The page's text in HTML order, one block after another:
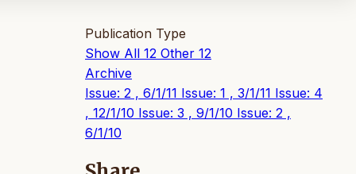
Publication Type
Show All 12 Other 12
Archive
Issue: 2 , 6/1/11 Issue: 1 , 3/1/11 Issue: 4
, 12/1/10 Issue: 3 , 9/1/10 Issue: 2 ,
6/1/10